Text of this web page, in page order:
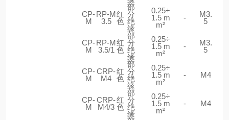
CP-
M
RP-M
3.5
红
色
部
分
绝
缘
0.25÷
1.5 m
m²
-
M3.
5
CP-
M
RP-M
3.5/1
红
色
部
分
绝
缘
0.25÷
1.5 m
m²
-
M3.
5
CP-
M
CRP-
M4
红
色
部
分
绝
缘
0.25÷
1.5 m
m²
- M4
CP-
M
CRP-
M4/3
红
色
部
分
绝
缘
0.25÷
1.5 m
m²
- M4